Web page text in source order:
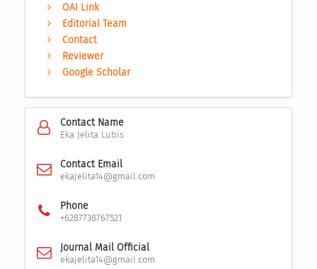
OAI Link
Editorial Team
Contact
Reviewer
Google Scholar
Contact Name
Eka Jelita Lubis
Contact Email
ekajelita14@gmail.com
Phone
+6287738767521
Journal Mail Official
ekajelita14@gmail.com